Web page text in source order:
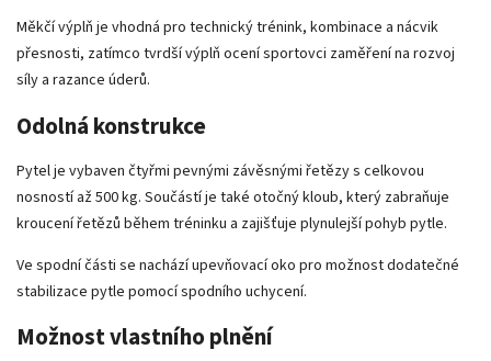
Měkčí výplň je vhodná pro technický trénink, kombinace a nácvik
přesnosti, zatímco tvrdší výplň ocení sportovci zaměření na rozvoj
síly a razance úderů.
Odolná konstrukce
Pytel je vybaven čtyřmi pevnými závěsnými řetězy s celkovou
nosností až 500 kg. Součástí je také otočný kloub, který zabraňuje
kroucení řetězů během tréninku a zajišťuje plynulejší pohyb pytle.
Ve spodní části se nachází upevňovací oko pro možnost dodatečné
stabilizace pytle pomocí spodního uchycení.
Možnost vlastního plnění